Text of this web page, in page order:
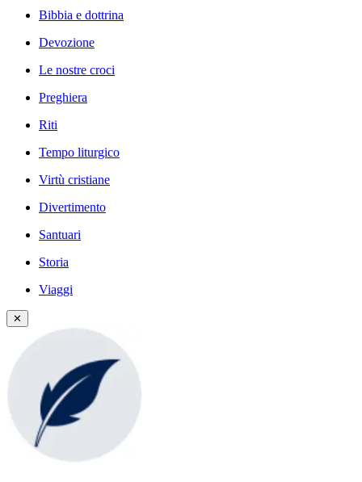
Bibbia e dottrina
Devozione
Le nostre croci
Preghiera
Riti
Tempo liturgico
Virtù cristiane
Divertimento
Santuari
Storia
Viaggi
✕